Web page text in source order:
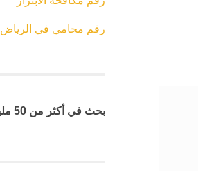
رقم محامي في الرياض
بحث في أكثر من 50 مليون معلومة قانونية